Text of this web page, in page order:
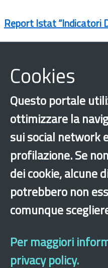
Report Istat “Indicatori
›×
Cookies
Questo portale
ottimizzare la
sui social network
profilazione. Se
dei cookie, alcune
potrebbero non
comunque
Per maggiori
privacy policy.
Dichiarazione di accessibilità